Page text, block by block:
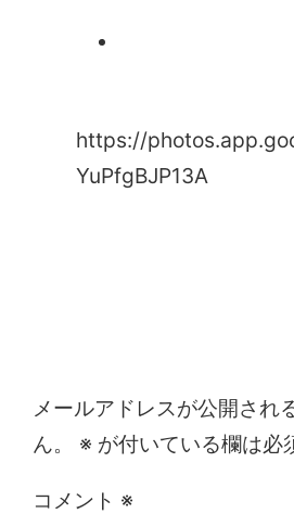
https://
YuPfgBJP13A
メールアドレスが公開され
ん。
※ が付いている欄は必
コメント ※